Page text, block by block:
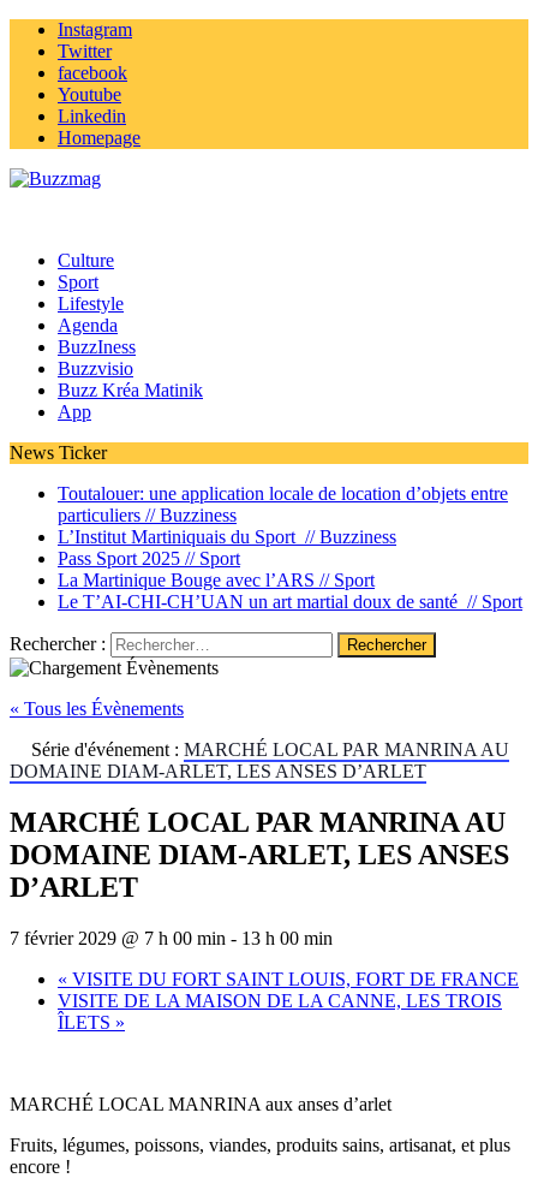
Instagram
Twitter
facebook
Youtube
Linkedin
Homepage
Culture
Sport
Lifestyle
Agenda
BuzzIness
Buzzvisio
Buzz Kréa Matinik
App
News Ticker
Toutalouer: une application locale de location d’objets entre
particuliers //Buzziness
L’Institut Martiniquais du Sport //Buzziness
Pass Sport 2025 // Sport
La Martinique Bouge avec l’ARS // Sport
Le T’AI-CHI-CH’UAN un art martial doux de santé // Sport
Rechercher :
« Tous les Évènements
Série d'événement : MARCHÉ LOCAL PAR MANRINA AU
DOMAINE DIAM-ARLET, LES ANSES D’ARLET
MARCHÉ LOCAL PAR MANRINA AU
DOMAINE DIAM-ARLET, LES ANSES
D’ARLET
7 février 2029 @ 7 h 00 min - 13 h 00 min
« VISITE DU FORT SAINT LOUIS, FORT DE FRANCE
VISITE DE LA MAISON DE LA CANNE, LES TROIS
ÎLETS »
MARCHÉ LOCAL MANRINA aux anses d’arlet
Fruits, légumes, poissons, viandes, produits sains, artisanat, et plus
encore !